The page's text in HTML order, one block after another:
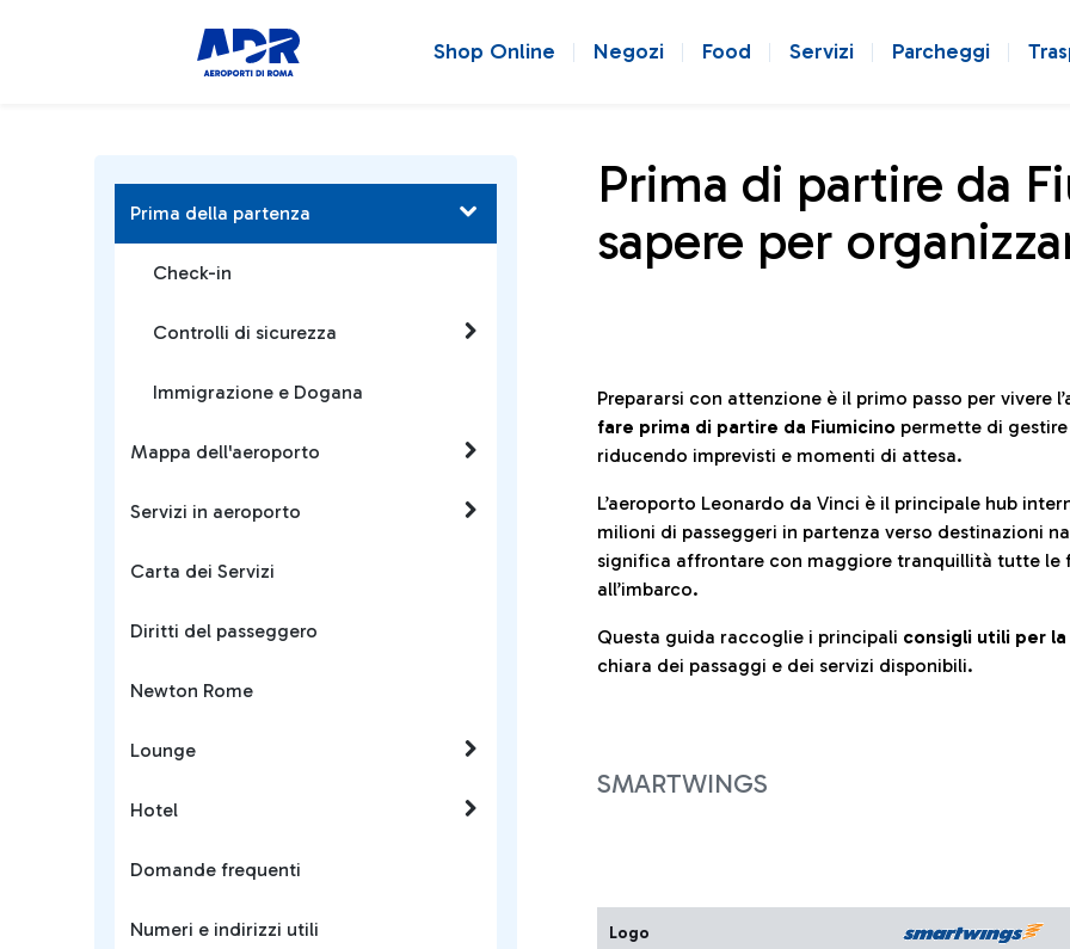
Shop Online Negozi Food Servizi Parcheggi
Prima di partire da
sapere per
Prepararsi con attenzione è il primo passo per vivere
fare prima di partire da Fiumicino permette di
riducendo imprevisti e momenti di attesa.
L’aeroporto Leonardo da Vinci è il principale hub
milioni di passeggeri in partenza verso destinazioni
significa affrontare con maggiore tranquillità tutte le
all’imbarco.
Questa guida raccoglie i principali consigli utili per
chiara dei passaggi e dei servizi disponibili.
SMARTWINGS
Logo
Prima della partenza
Check-in
Controlli di sicurezza
Immigrazione e Dogana
Mappa dell'aeroporto
Servizi in aeroporto
Carta dei Servizi
Diritti del passeggero
Newton Rome
Lounge
Hotel
Domande frequenti
Numeri e indirizzi utili